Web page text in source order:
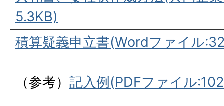
5.3KB)
積算疑義申立書(Wordファイル
（参考） 記入例(PDFファイル